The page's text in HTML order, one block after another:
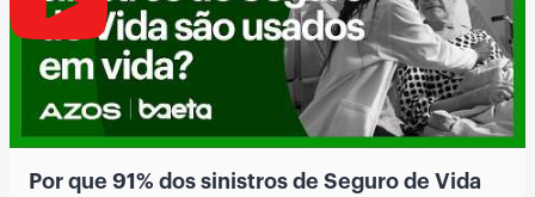
Por que 91% dos sinistros de Seguro de Vida